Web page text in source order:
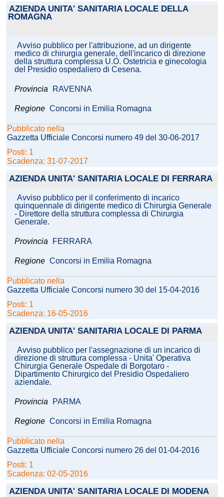
AZIENDA UNITA' SANITARIA LOCALE DELLA
ROMAGNA
Avviso pubblico per l'attribuzione, ad un dirigente
medico di chirurgia generale, dell'incarico di direzione
della struttura complessa U.O. Ostetricia e ginecologia
del Presidio ospedaliero di Cesena.
Provincia RAVENNA
Regione Concorsi in Emilia Romagna
Pubblicato nella
Gazzetta Ufficiale Concorsi numero 49 del 30-06-2017
Posti: 1
Scadenza: 31-07-2017
AZIENDA UNITA' SANITARIA LOCALE DI FERRARA
Avviso pubblico per il conferimento di incarico
quinquennale di dirigente medico di Chirurgia Generale
- Direttore della struttura complessa di Chirurgia
Generale.
Provincia FERRARA
Regione Concorsi in Emilia Romagna
Pubblicato nella
Gazzetta Ufficiale Concorsi numero 30 del 15-04-2016
Posti: 1
Scadenza: 16-05-2016
AZIENDA UNITA' SANITARIA LOCALE DI PARMA
Avviso pubblico per l'assegnazione di un incarico di
direzione di struttura complessa - Unita' Operativa
Chirurgia Generale Ospedale di Borgotaro -
Dipartimento Chirurgico del Presidio Ospedaliero
aziendale.
Provincia PARMA
Regione Concorsi in Emilia Romagna
Pubblicato nella
Gazzetta Ufficiale Concorsi numero 26 del 01-04-2016
Posti: 1
Scadenza: 02-05-2016
AZIENDA UNITA' SANITARIA LOCALE DI MODENA